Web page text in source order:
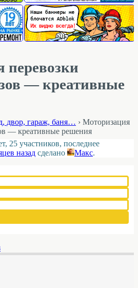
перевозки
— креативные
двор, гараж, баня… › Моторизация
— креативные решения
25 участников, последнее
назад сделано Макс.